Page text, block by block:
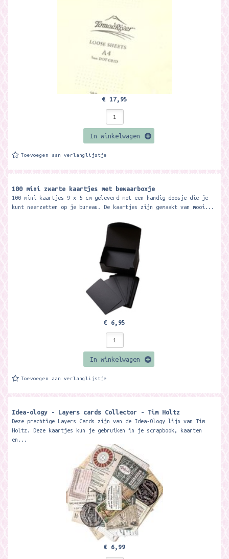
€ 17,95
In winkelwagen
Toevoegen aan verlanglijstje
100 mini zwarte kaartjes met bewaarboxje
100 mini kaartjes 9 x 5 cm geleverd met een handig doosje die je
kunt neerzetten op je bureau. De kaartjes zijn gemaakt van mooi...
€ 6,95
In winkelwagen
Toevoegen aan verlanglijstje
Idea-ology - Layers cards Collector - Tim Holtz
Deze prachtige Layers Cards zijn van de Idea-Ology lijn van Tim
Holtz. Deze kaartjes kun je gebruiken in je scrapbook, kaarten
en...
€ 6,99